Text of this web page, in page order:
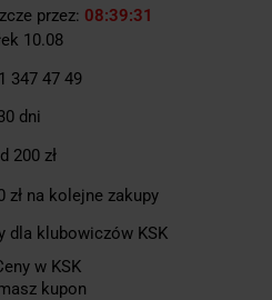
przez: 08 39 30
10.08
347 47 49
dni
200 zł
zł na kolejne zakupy
dla klubowiczów KSK
w KSK
kupon